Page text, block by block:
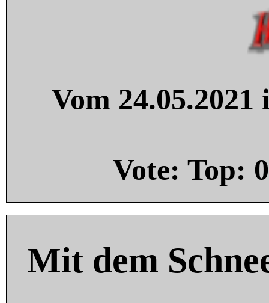
Vom
Vote: Top: 0
Mit dem